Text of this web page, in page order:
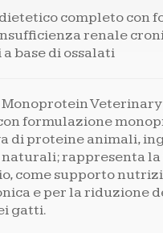
completo con
renale
base di ossalati
formulazione
di proteine animali,
rappresenta
come supporto
e per la riduzione
gatti.